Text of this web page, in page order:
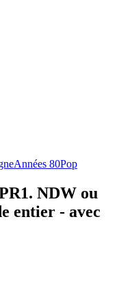
Années 80Pop
NDW ou
entier - avec